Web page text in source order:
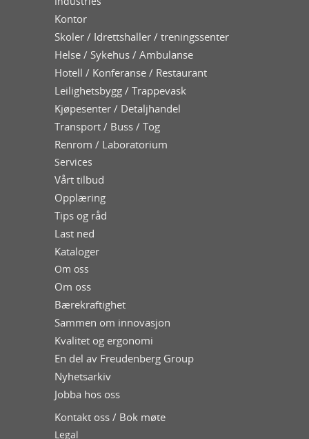
Kontor
Skoler / Idrettshaller / treningssenter
Helse / Sykehus / Ambulanse
Hotell / Konferanse / Restaurant
Leilighetsbygg / Trappevask
Kjøpesenter / Detaljhandel
Transport / Buss / Tog
Renrom / Laboratorium
Services
Vårt tilbud
Opplæring
Tips og råd
Last ned
Kataloger
Om oss
Om oss
Bærekraftighet
Sammen om innovasjon
Kvalitet og ergonomi
En del av Freudenberg Group
Nyhetsarkiv
Jobba hos oss
Kontakt oss / Bok møte
Legal